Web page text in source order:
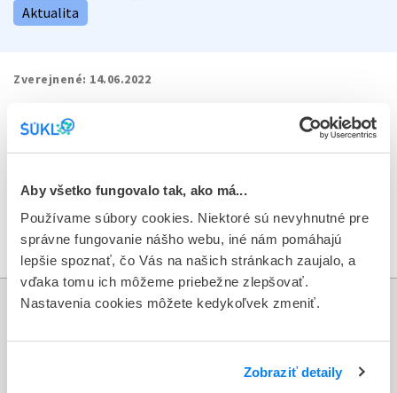
Aby všetko fungovalo tak, ako má...
Používame súbory cookies. Niektoré sú nevyhnutné pre
správne fungovanie nášho webu, iné nám pomáhajú
lepšie spoznať, čo Vás na našich stránkach zaujalo, a
vďaka tomu ich môžeme priebežne zlepšovať.
Nastavenia cookies môžete kedykoľvek zmeniť.
Zobraziť detaily
Aktualita
Zverejnené: 14.06.2022
Dokumenty na stiahnutie
file_present
DHPC_Defitelio_14_06_2022.pdf
Stiahnuť dokumentdownload